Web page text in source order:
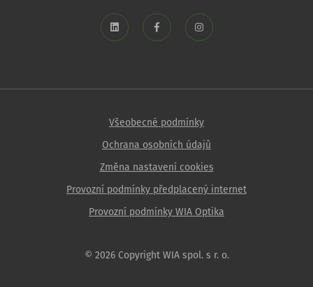
Všeobecné podmínky
Ochrana osobních údajů
Změna nastavení cookies
Provozní podmínky předplacený internet
Provozní podmínky WIA Optika
© 2026 Copyright WIA spol. s r. o.